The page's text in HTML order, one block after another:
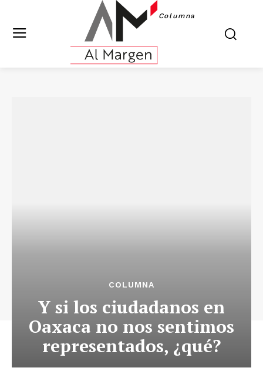
Columna
COLUMNA
Y si los ciudadanos en
Oaxaca no nos sentimos
representados, ¿qué?